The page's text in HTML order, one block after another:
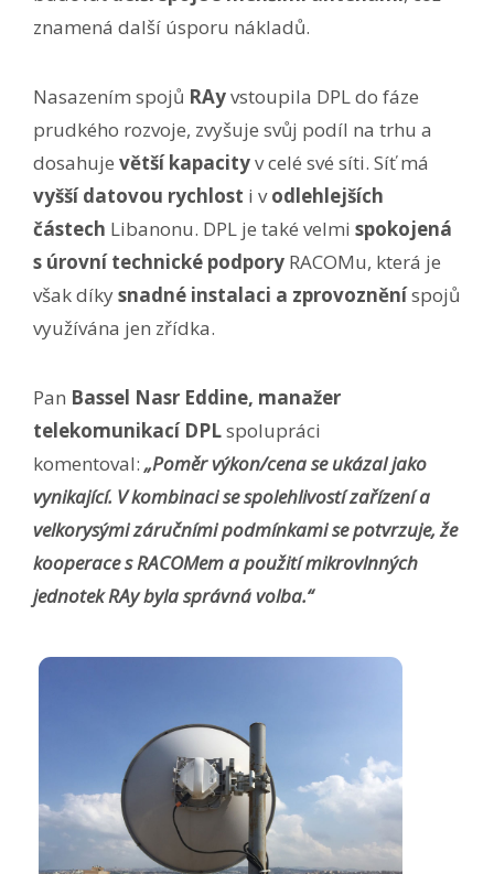
znamená další úsporu nákladů.
Nasazením spojů RAyvstoupila DPL do fáze
prudkého rozvoje, zvyšuje svůj podíl na trhu a
dosahuje větší kapacityv celé své síti. Síť má
vyšší datovou rychlost i vodlehlejších
částech Libanonu. DPL je také velmi spokojená
s úrovní technické podpory RACOMu, která je
však díkysnadné instalaci a zprovozněníspojů
využívána jen zřídka.
Pan Bassel Nasr Eddine, manažer
telekomunikací DPLspolupráci
komentoval: „Poměr výkon/cena se ukázal jako
vynikající. V kombinaci se spolehlivostí zařízení a
velkorysými záručními podmínkami se potvrzuje, že
kooperace s RACOMem a použití mikrovlnných
jednotek RAy byla správná volba.“